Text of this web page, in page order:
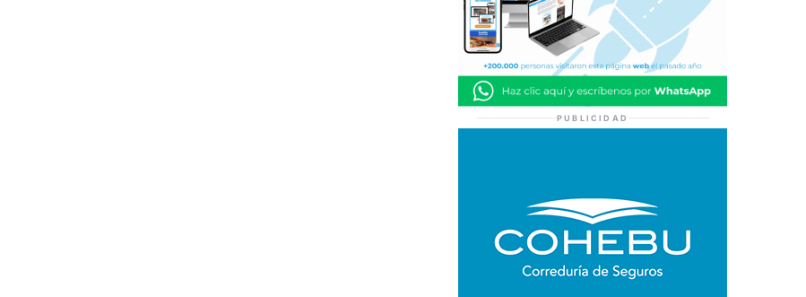
PUBLICIDAD